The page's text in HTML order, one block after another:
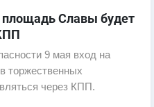
площадь Славы будет
9 мая вход на
торжественных
через КПП.